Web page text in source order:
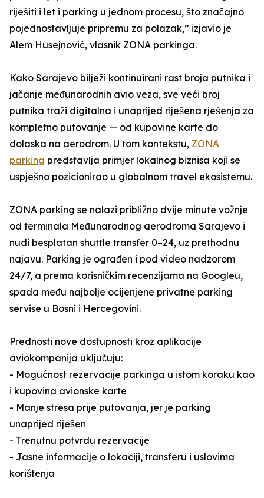
riješiti i let i parking u jednom procesu, što značajno
pojednostavljuje pripremu za polazak,” izjavio je
Alem Husejnović, vlasnik ZONA parkinga.
Kako Sarajevo bilježi kontinuirani rast broja putnika i
jačanje međunarodnih avio veza, sve veći broj
putnika traži digitalna i unaprijed riješena rješenja za
kompletno putovanje — od kupovine karte do
dolaska na aerodrom. U tom kontekstu, ZONA
parking predstavlja primjer lokalnog biznisa koji se
uspješno pozicionirao u globalnom travel ekosistemu.
ZONA parking se nalazi približno dvije minute vožnje
od terminala Međunarodnog aerodroma Sarajevo i
nudi besplatan shuttle transfer 0–24, uz prethodnu
najavu. Parking je ograđen i pod video nadzorom
24/7, a prema korisničkim recenzijama na Googleu,
spada među najbolje ocijenjene privatne parking
servise u Bosni i Hercegovini.
Prednosti nove dostupnosti kroz aplikacije
aviokompanija uključuju:
- Mogućnost rezervacije parkinga u istom koraku kao
i kupovina avionske karte
- Manje stresa prije putovanja, jer je parking
unaprijed riješen
- Trenutnu potvrdu rezervacije
- Jasne informacije o lokaciji, transferu i uslovima
korištenja